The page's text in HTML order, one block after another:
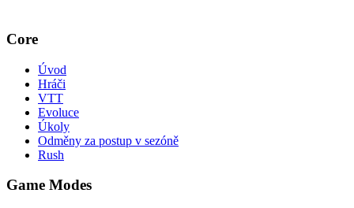
Core
Úvod
Hráči
VTT
Evoluce
Úkoly
Odměny za postup v sezóně
Rush
Game Modes